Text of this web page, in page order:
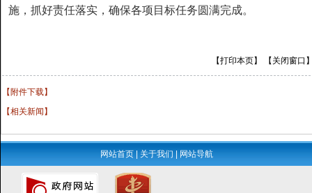
施，抓好责任落实，确保各项目标任务圆满完成。
【打印本页】 【关闭窗口
【附件下载】
【相关新闻】
网站首页 关于我们 网站导航